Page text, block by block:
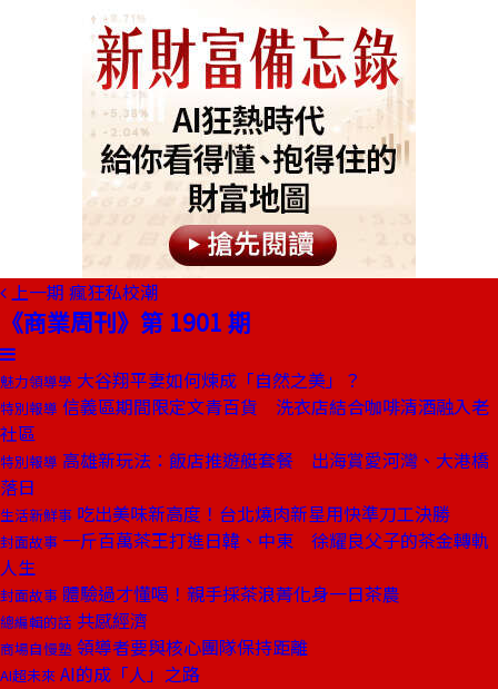
上一期 瘋狂私校潮
《商業周刊》第 1901 期
魅力領導學 大谷翔平妻如何煉成「自然之美」？
特別報導 信義區期間限定文青百貨 洗衣店結合咖啡清酒融入老
社區
特別報導 高雄新玩法：飯店推遊艇套餐 出海賞愛河灣、大港橋
落日
生活新鮮事 吃出美味新高度！台北燒肉新星用快準刀工決勝
封面故事 一斤百萬茶王打進日韓、中東 徐耀良父子的茶金轉軌
人生
封面故事 體驗過才懂喝！親手採茶浪菁化身一日茶農
總編輯的話 共感經濟
商場自慢塾 領導者要與核心團隊保持距離
AI超未來 AI的成「人」之路